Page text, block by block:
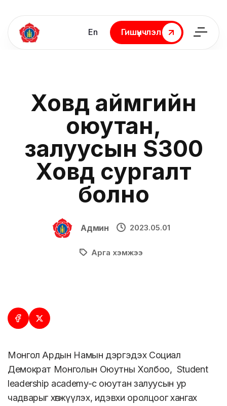
En
Гишүүнчлэл
Гишүүнчлэл
Ховд аймгийн
оюутан,
залуусын S300
Ховд сургалт
болно
Админ 2023.05.01
Арга хэмжээ
Монгол Ардын Намын дэргэдэх Социал
Демократ Монголын Оюутны Холбоо, Student
leadership academy-с оюутан залуусын ур
чадварыг хөгжүүлэх, идэвхи оролцоог хангах